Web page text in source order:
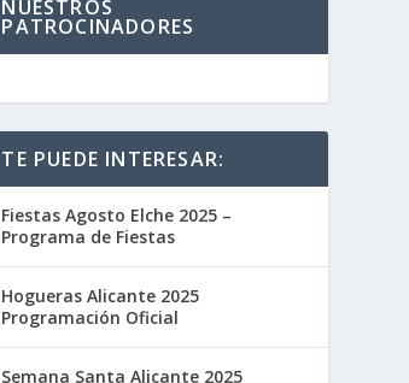
NUESTROS
PATROCINADORES
TE PUEDE INTERESAR:
Fiestas Agosto Elche 2025 –
Programa de Fiestas
Hogueras Alicante 2025
Programación Oficial
Semana Santa Alicante 2025